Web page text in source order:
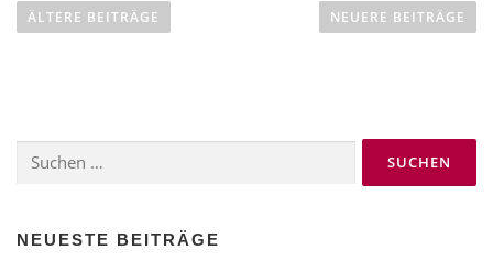
e
a
ÄLTERE BEITRÄGE NEUERE BEITRÄGE
nach:
NEUESTE BEITRÄGE